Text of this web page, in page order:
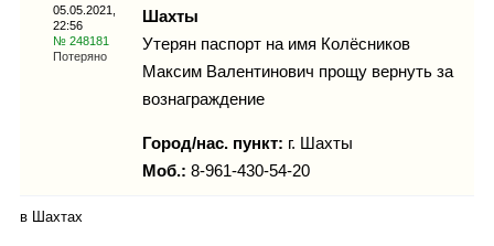
Каталог
Инфо
05.05.2021,
22:56
№ 248181
Потеряно
Шахты
Утерян паспорт на имя Колёсников
Максим Валентинович прощу вернуть за
вознаграждение
Город/нас. пункт: г. Шахты
Моб.: 8-961-430-54-20
в Шахтах